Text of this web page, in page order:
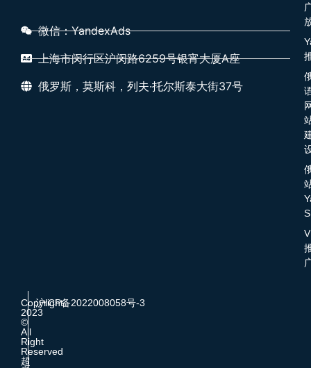
微信：YandexAds
上海市闵行区沪闵路6259号银宵大厦A座
俄罗斯，莫斯科，列夫·托尔斯泰大街37号
Copyright
2023
©
All
Right
Reserved
超
沪ICP备2022008058号-3